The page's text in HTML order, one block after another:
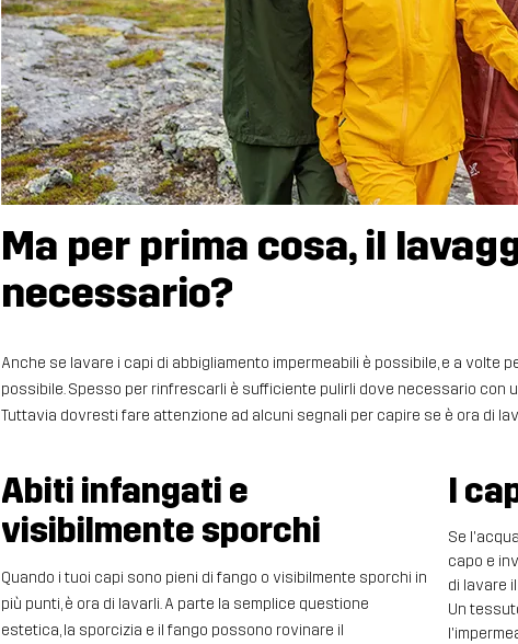
Ma per prima cosa, il
necessario?
Anche se lavare i capi di abbigliamento impermeabili è possibile, e a volte
possibile. Spesso per rinfrescarli è sufficiente pulirli dove necessario con
Tuttavia dovresti fare attenzione ad alcuni segnali per capire se è ora di
Abiti infangati e
visibilmente sporchi
Quando i tuoi capi sono pieni di fango o visibilmente sporchi in
più punti, è ora di lavarli. A parte la semplice questione
estetica, la sporcizia e il fango possono rovinare il
I
Se
capo e
di lavare
Un